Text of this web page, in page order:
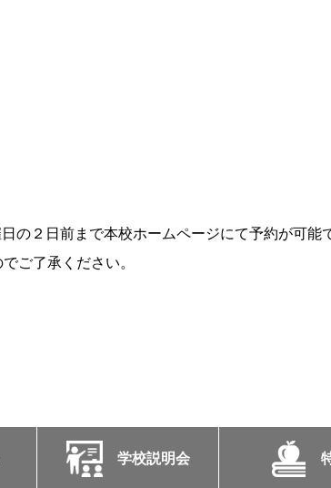
の２日前まで本校ホームページにて予約が可能
了承ください。
学校説明会